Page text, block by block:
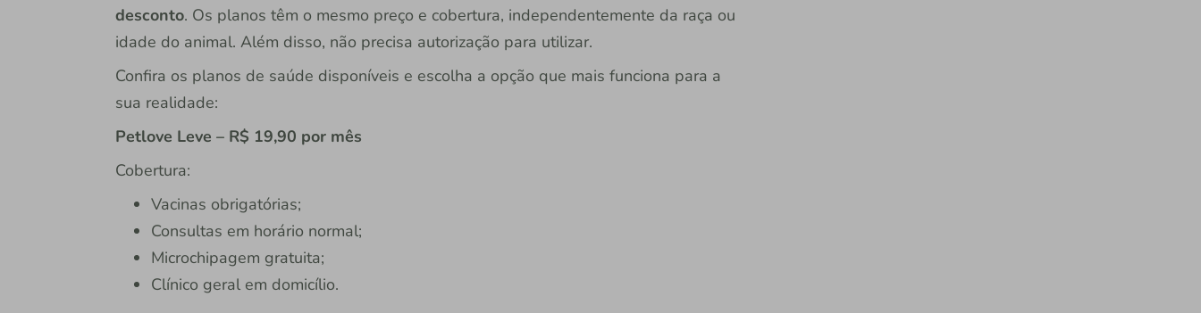
desconto. Os planos têm o mesmo preço e cobertura, independentemente da raça ou
idade do animal. Além disso, não precisa autorização para utilizar.
Confira os planos de saúde disponíveis e escolha a opção que mais funciona para a
sua realidade:
Petlove Leve – R$ 19,90 por mês
Cobertura:
Vacinas obrigatórias;
Consultas em horário normal;
Microchipagem gratuita;
Clínico geral em domicílio.